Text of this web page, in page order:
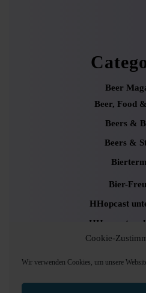
Cookie-
Wir verwenden Cookies, um unsere
Beer
Beer, Food
Beers &
Beers &
Bier-
HHopcast
HHopcast –
Kooperationen